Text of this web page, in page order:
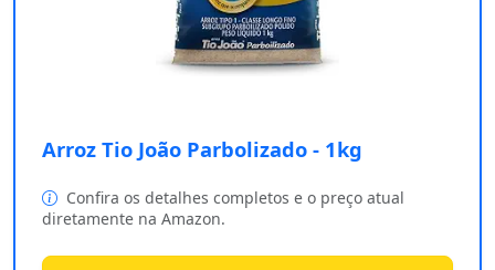
Arroz Tio João Parbolizado - 1kg
Confira os detalhes completos e o preço atual
diretamente na Amazon.